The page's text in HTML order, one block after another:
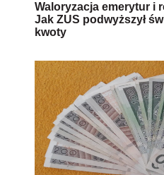
Waloryzacja emerytur i
Jak ZUS podwyższył
kwoty